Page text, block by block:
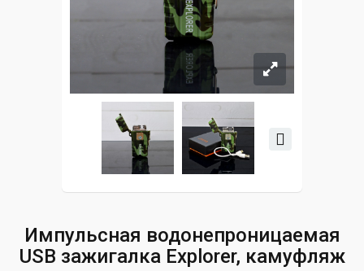
Импульсная водонепроницаемая
USB зажигалка Explorer, камуфляж